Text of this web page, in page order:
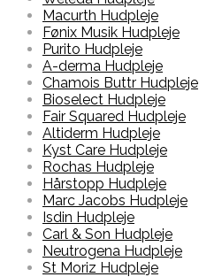
Macurth Hudpleje
Fønix Musik Hudpleje
Purito Hudpleje
A-derma Hudpleje
Chamois Buttr Hudpleje
Bioselect Hudpleje
Fair Squared Hudpleje
Altiderm Hudpleje
Kyst Care Hudpleje
Rochas Hudpleje
Hårstopp Hudpleje
Marc Jacobs Hudpleje
Isdin Hudpleje
Carl & Son Hudpleje
Neutrogena Hudpleje
St Moriz Hudpleje